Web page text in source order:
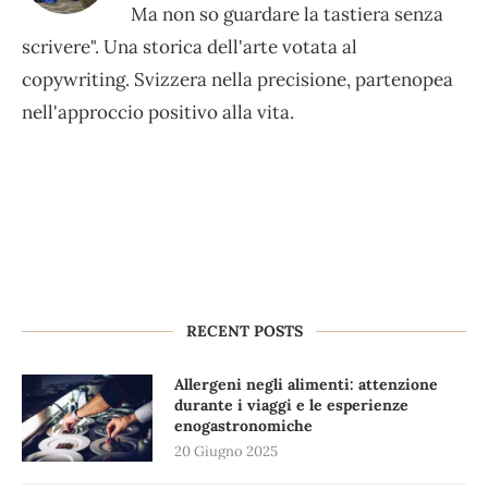
Ma non so guardare la tastiera senza
scrivere". Una storica dell'arte votata al
copywriting. Svizzera nella precisione, partenopea
nell'approccio positivo alla vita.
RECENT POSTS
Allergeni negli alimenti: attenzione
durante i viaggi e le esperienze
enogastronomiche
20 Giugno 2025